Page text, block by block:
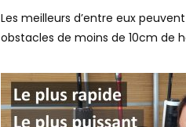
Les meilleurs d’entre eux
obstacles de moins de 10cm de